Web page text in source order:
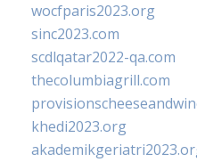
wocfparis2023.org
sinc2023.com
scdlqatar2022-qa.com
thecolumbiagrill.com
khedi2023.org